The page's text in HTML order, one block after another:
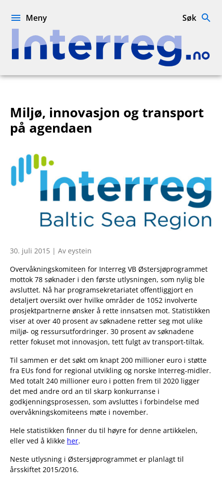
Interreg.no
Meny Søk
Miljø, innovasjon og transport
på agendaen
30. juli 2015 | Av eystein
Overvåkningskomiteen for Interreg VB Østersjøprogrammet
mottok 78 søknader i den første utlysningen, som nylig ble
avsluttet. Nå har programsekretariatet offentliggjort en
detaljert oversikt over hvilke områder de 1052 involverte
prosjektpartnerne ønsker å rette innsatsen mot. Statistikken
viser at over 40 prosent av søknadene retter seg mot ulike
miljø- og ressursutfordringer. 30 prosent av søknadene
retter fokuset mot innovasjon, tett fulgt av transport-tiltak.
Til sammen er det søkt om knapt 200 millioner euro i støtte
fra EUs fond for regional utvikling og norske Interreg-midler.
Med totalt 240 millioner euro i potten frem til 2020 ligger
det med andre ord an til skarp konkurranse i
godkjenningsprosessen, som avsluttes i forbindelse med
overvåkningskomiteens møte i november.
Hele statistikken finner du til høyre for denne artikkelen,
eller ved å klikke her.
Neste utlysning i Østersjøprogrammet er planlagt til
årsskiftet 2015/2016.